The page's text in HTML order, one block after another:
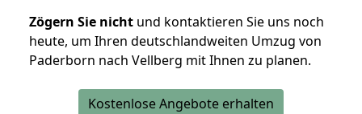
Zögern Sie nicht und kontaktieren Sie uns noch
heute, um Ihren deutschlandweiten Umzug von
Paderborn nach Vellberg mit Ihnen zu planen.
Kostenlose Angebote erhalten